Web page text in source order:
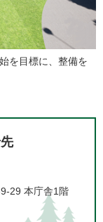
を目標に、整備を
29 本庁舎1階